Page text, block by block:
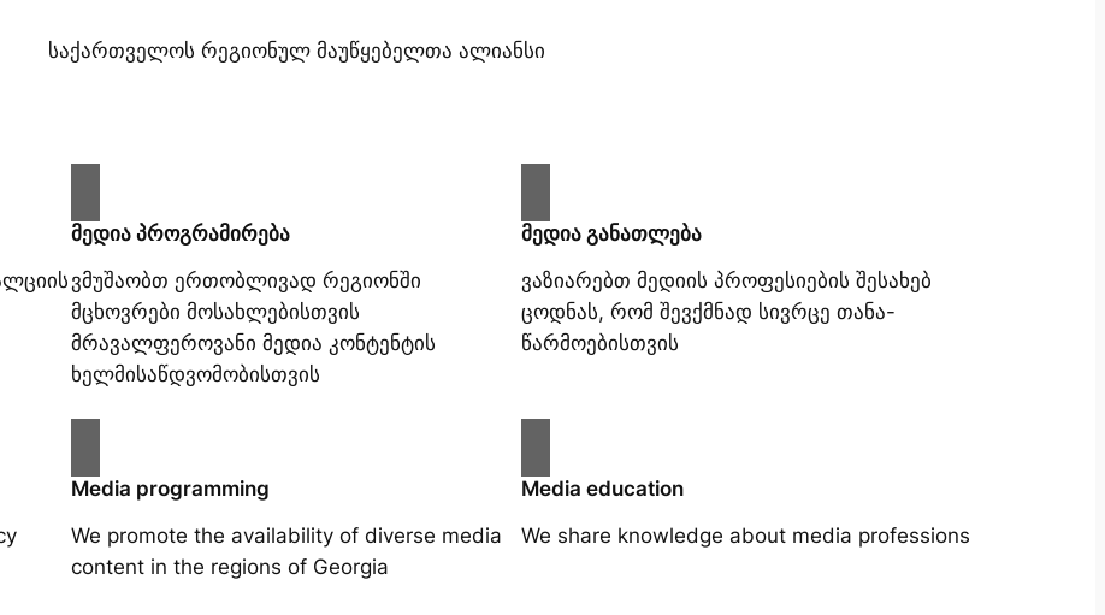
საქართველოს რეგიონულ მაუწყებელთა ალიანსი
მედია პროგრამირება
ვმუშაობთ ერთობლივად რეგიონში
მცხოვრები მოსახლებისთვის
მრავალფეროვანი მედია კონტენტის
ხელმისაწდვომობისთვის
მედია განათლება
ვაზიარებთ მედიის პროფესიების შესახებ
ცოდნას, რომ შევქმნად სივრცე თანა-
წარმოებისთვის
Media programming
We promote the availability of diverse media
content in the regions of Georgia
Media education
We share knowledge about media professions